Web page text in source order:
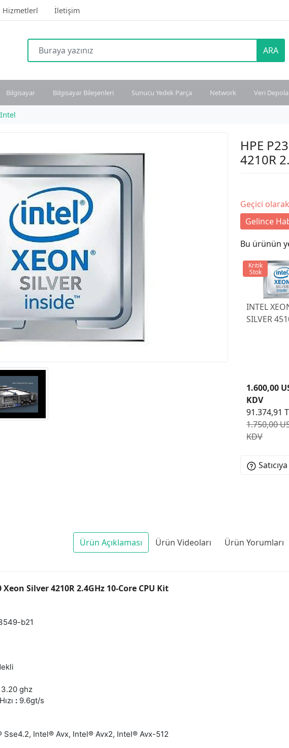
Hizmetlerl İletişim
ARA
Bilgisayar Bilgisayar Bileşenleri Sunucu Yedek Parça Network Veri
Intel
HPE
4210R
Geçici
Gelince
Bu ürünün
INTEL
SILVER
1.750,00
KDV
1.600,00
KDV
91.374,91
Kritik
Stok
Ürün Açıklaması Ürün Videoları Ürün Yorumları
Xeon Silver 4210R 2.4GHz 10-Core CPU Kit
b21
3.20 ghz
: 9.6gt/s
Sse4.2, Intel® Avx, Intel® Avx2, Intel® Avx-512